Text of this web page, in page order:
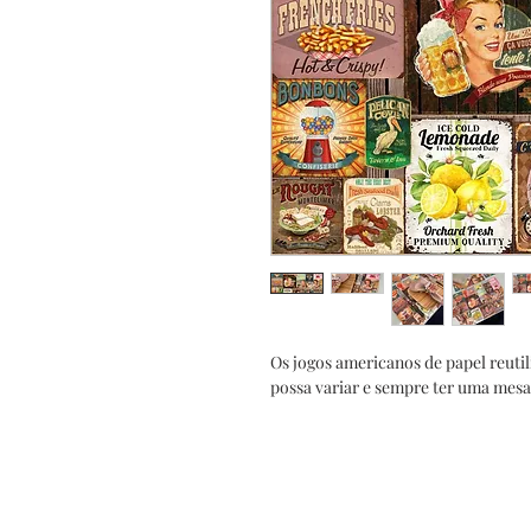
Os jogos americanos de papel
possa variar e sempre ter uma